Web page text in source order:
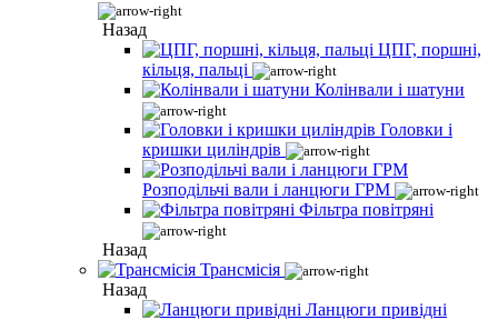
Назад
ЦПГ, поршні,
кільця, пальці
Колінвали і шатуни
Головки і
кришки циліндрів
Розподільчі вали і ланцюги ГРМ
Фільтра повітряні
Назад
Трансмісія
Назад
Ланцюги привідні